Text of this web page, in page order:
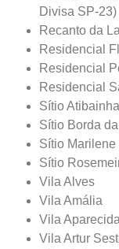
Divisa SP-23)
Recanto da
Residencial
Residencial
Residencial
Sítio
Sítio Borda
Sítio Marilene
Sítio
Vila Alves
Vila Amália
Vila Aparecida
Vila Artur